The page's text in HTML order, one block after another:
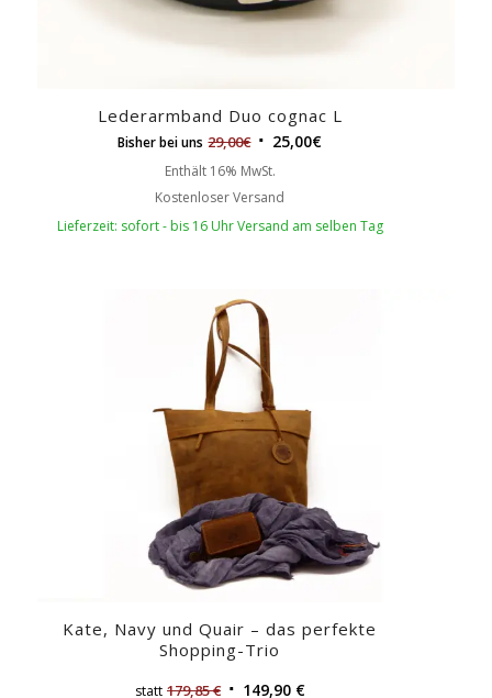
Lederarmband Duo cognac L
Bisher bei uns 29,00€ 25,00€
Enthält 16% MwSt.
Kostenloser Versand
Lieferzeit: sofort - bis 16 Uhr Versand am selben Tag
Kate, Navy und Quair – das perfekte
Shopping-Trio
statt 179,85€ 149,90 €